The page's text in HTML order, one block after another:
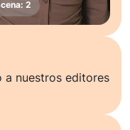
a nuestros editores